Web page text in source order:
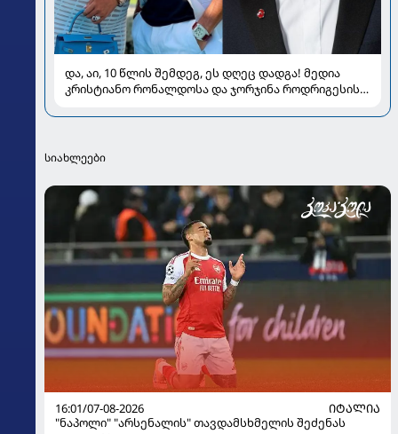
და, აი, 10 წლის შემდეგ, ეს დღეც დადგა! მედია
კრისტიანო რონალდოსა და ჯორჯინა როდრიგესის
სიახლეები
16:01/07-08-2026
ᲘᲢᲐᲚᲘᲐ
"ნაპოლი" "არსენალის" თავდამსხმელის შეძენას